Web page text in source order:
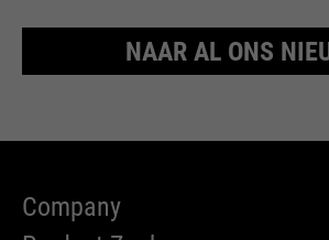
NAAR AL ONS
Company